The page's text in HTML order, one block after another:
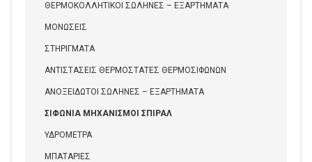
ΘΕΡΜΟΚΟΛΛΗΤΙΚΟΙ ΣΩΛΗΝΕΣ – ΕΞΑΡΤΗΜΑΤΑ
ΜΟΝΩΣΕΙΣ
ΣΤΗΡΙΓΜΑΤΑ
ΑΝΤΙΣΤΑΣΕΙΣ ΘΕΡΜΟΣΤΑΤΕΣ ΘΕΡΜΟΣΙΦΩΝΩΝ
ΑΝΟΞΕΙΔΩΤΟΙ ΣΩΛΗΝΕΣ – ΕΞΑΡΤΗΜΑΤΑ
ΣΙΦΩΝΙΑ ΜΗΧΑΝΙΣΜΟΙ ΣΠΙΡΑΛ
ΥΔΡΟΜΕΤΡΑ
ΜΠΑΤΑΡΙΕΣ